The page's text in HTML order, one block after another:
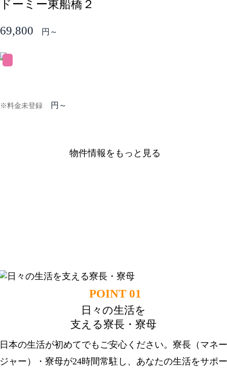
ドーミー東船橋２
69,800 円～
※料金未登録 円～
物件情報をもっと見る
POINT 01
日々の生活を
支える寮長・寮母
日本の生活が初めてでもご安心ください。寮長（マネー
ジャー）・寮母が24時間常駐し、あなたの生活をサポー